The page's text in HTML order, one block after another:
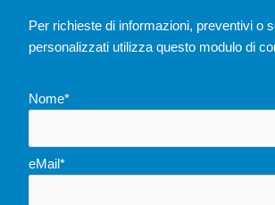
Per richieste di informazioni, preventivi o
personalizzati utilizza questo modulo di
Nome*
eMail*